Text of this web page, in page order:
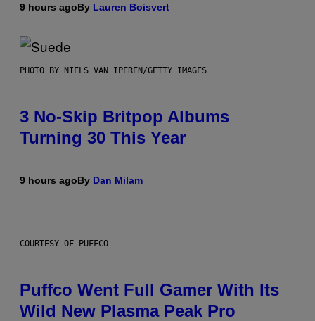
9 hours agoBy Lauren Boisvert
PHOTO BY NIELS VAN IPEREN/GETTY IMAGES
3 No-Skip Britpop Albums
Turning 30 This Year
9 hours agoBy Dan Milam
COURTESY OF PUFFCO
Puffco Went Full Gamer With Its
Wild New Plasma Peak Pro